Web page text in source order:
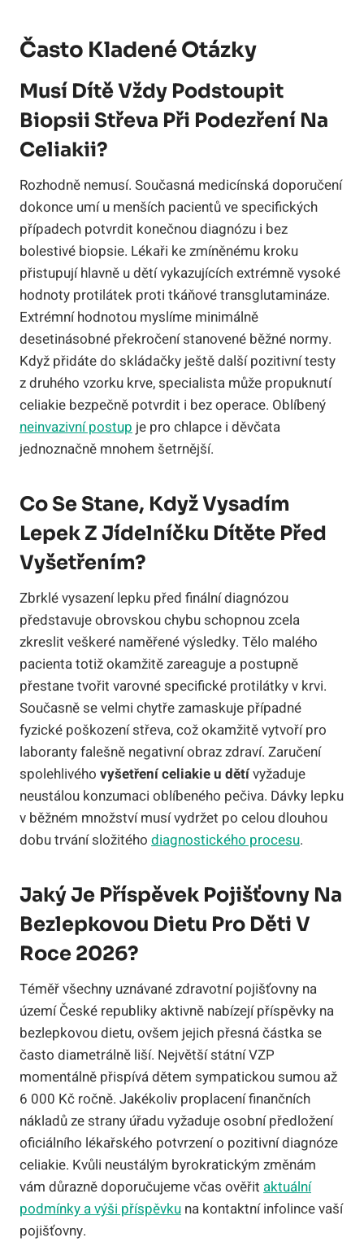
Často Kladené Otázky
Musí Dítě Vždy Podstoupit
Biopsii Střeva Při Podezření Na
Celiakii?
Rozhodně nemusí. Současná medicínská doporučení
dokonce umí u menších pacientů ve specifických
případech potvrdit konečnou diagnózu i bez
bolestivé biopsie. Lékaři ke zmíněnému kroku
přistupují hlavně u dětí vykazujících extrémně vysoké
hodnoty protilátek proti tkáňové transglutamináze.
Extrémní hodnotou myslíme minimálně
desetinásobné překročení stanovené běžné normy.
Když přidáte do skládačky ještě další pozitivní testy
z druhého vzorku krve, specialista může propuknutí
celiakie bezpečně potvrdit i bez operace. Oblíbený
neinvazivní postup je pro chlapce i děvčata
jednoznačně mnohem šetrnější.
Co Se Stane, Když Vysadím
Lepek Z Jídelníčku Dítěte Před
Vyšetřením?
Zbrklé vysazení lepku před finální diagnózou
představuje obrovskou chybu schopnou zcela
zkreslit veškeré naměřené výsledky. Tělo malého
pacienta totiž okamžitě zareaguje a postupně
přestane tvořit varovné specifické protilátky v krvi.
Současně se velmi chytře zamaskuje případné
fyzické poškození střeva, což okamžitě vytvoří pro
laboranty falešně negativní obraz zdraví. Zaručení
spolehlivého vyšetření celiakie u dětívyžaduje
neustálou konzumaci oblíbeného pečiva. Dávky lepku
v běžném množství musí vydržet po celou dlouhou
dobu trvání složitého diagnostického procesu.
Jaký Je Příspěvek Pojišťovny Na
Bezlepkovou Dietu Pro Děti V
Roce 2026?
Téměř všechny uznávané zdravotní pojišťovny na
území České republiky aktivně nabízejí příspěvky na
bezlepkovou dietu, ovšem jejich přesná částka se
často diametrálně liší. Největší státní VZP
momentálně přispívá dětem sympatickou sumou až
6 000 Kč ročně. Jakékoliv proplacení finančních
nákladů ze strany úřadu vyžaduje osobní předložení
oficiálního lékařského potvrzení o pozitivní diagnóze
celiakie. Kvůli neustálým byrokratickým změnám
vám důrazně doporučujeme včas ověřit aktuální
podmínky a výši příspěvku na kontaktní infolince vaší
pojišťovny.